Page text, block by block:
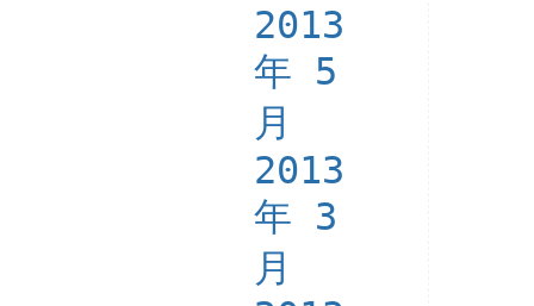
2013
年 5
月
2013
年 3
月